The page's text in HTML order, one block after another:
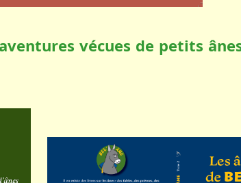
vécues de petits